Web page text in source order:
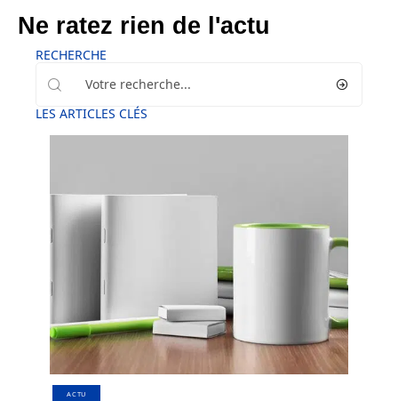
Ne ratez rien de l'actu
RECHERCHE
LES ARTICLES CLÉS
ACTU